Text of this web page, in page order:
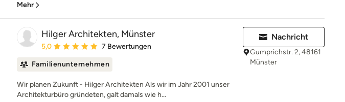
Mehr
Hilger Architekten, Münster
Durchschnittliche Bewertung: 5 von 5 Sternen
5,0 7 Bewertungen
Familienunternehmen
Wir planen Zukunft - Hilger Architekten Als wir im Jahr 2001 unser
Architekturbüro gründeten, galt damals wie h...
Nachricht
Gumprichstr. 2, 48161
Münster